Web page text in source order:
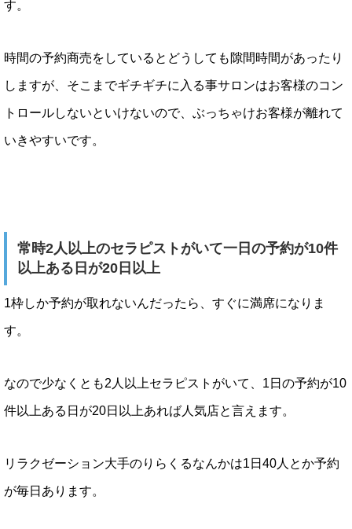
す。
時間の予約商売をしているとどうしても隙間時間があったり
しますが、そこまでギチギチに入る事サロンはお客様のコン
トロールしないといけないので、ぶっちゃけお客様が離れて
いきやすいです。
常時2人以上のセラピストがいて一日の予約が10件
以上ある日が20日以上
1枠しか予約が取れないんだったら、すぐに満席になりま
す。
なので少なくとも2人以上セラピストがいて、1日の予約が10
件以上ある日が20日以上あれば人気店と言えます。
リラクゼーション大手のりらくるなんかは1日40人とか予約
が毎日あります。